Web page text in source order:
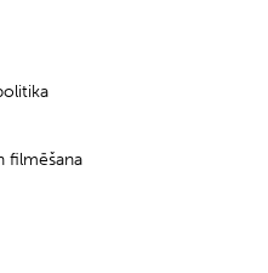
filmēšana